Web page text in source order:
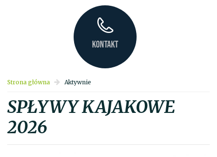
KONTAKT
Strona główna Aktywnie
SPŁYWY KAJAKOWE
2026